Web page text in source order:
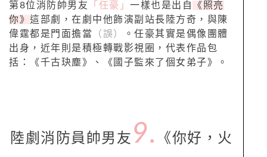
第8位消防帥男友 「任豪」 一樣也是出自
《照亮
你》 這部劇，在劇中他飾演副站長陸方奇，與陳
偉霆都是門面擔當
（誤）
。任豪其實是偶像團體
出身，近年則是積極轉戰影視圈，代表作品包
括：《千古玦塵》、《國子監來了個女弟子》。
陸劇消防員帥男友 9.
《你好，火